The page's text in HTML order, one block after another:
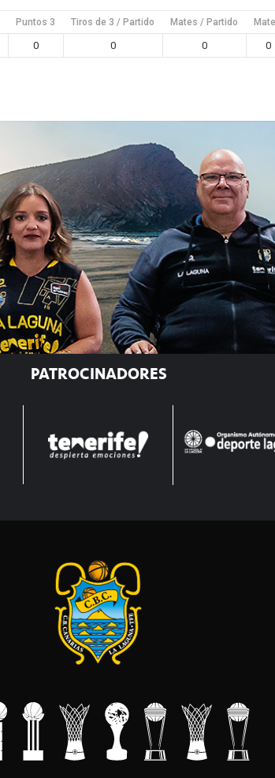
Puntos 3 Tiros de 3 / Partido Mates / Partido
0 0 0 0
PATROCINADORES